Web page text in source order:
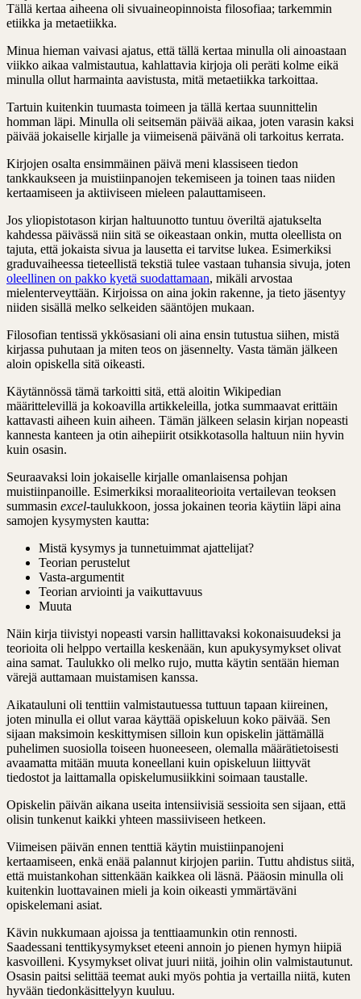
Tällä kertaa aiheena oli sivuaineopinnoista filosofiaa; tarkemmin
etiikka ja metaetiikka.
Minua hieman vaivasi ajatus, että tällä kertaa minulla oli ainoastaan
viikko aikaa valmistautua, kahlattavia kirjoja oli peräti kolme eikä
minulla ollut harmainta aavistusta, mitä metaetiikka tarkoittaa.
Tartuin kuitenkin tuumasta toimeen ja tällä kertaa suunnittelin
homman läpi. Minulla oli seitsemän päivää aikaa, joten varasin kaksi
päivää jokaiselle kirjalle ja viimeisenä päivänä oli tarkoitus kerrata.
Kirjojen osalta ensimmäinen päivä meni klassiseen tiedon
tankkaukseen ja muistiinpanojen tekemiseen ja toinen taas niiden
kertaamiseen ja aktiiviseen mieleen palauttamiseen.
Jos yliopistotason kirjan haltuunotto tuntuu överiltä ajatukselta
kahdessa päivässä niin sitä se oikeastaan onkin, mutta oleellista on
tajuta, että jokaista sivua ja lausetta ei tarvitse lukea. Esimerkiksi
graduvaiheessa tieteellistä tekstiä tulee vastaan tuhansia sivuja, joten
oleellinen on pakko kyetä suodattamaan, mikäli arvostaa
mielenterveyttään. Kirjoissa on aina jokin rakenne, ja tieto jäsentyy
niiden sisällä melko selkeiden sääntöjen mukaan.
Filosofian tentissä ykkösasiani oli aina ensin tutustua siihen, mistä
kirjassa puhutaan ja miten teos on jäsennelty. Vasta tämän jälkeen
aloin opiskella sitä oikeasti.
Käytännössä tämä tarkoitti sitä, että aloitin Wikipedian
määrittelevillä ja kokoavilla artikkeleilla, jotka summaavat erittäin
kattavasti aiheen kuin aiheen. Tämän jälkeen selasin kirjan nopeasti
kannesta kanteen ja otin aihepiirit otsikkotasolla haltuun niin hyvin
kuin osasin.
Seuraavaksi loin jokaiselle kirjalle omanlaisensa pohjan
muistiinpanoille. Esimerkiksi moraaliteorioita vertailevan teoksen
summasin excel-taulukkoon, jossa jokainen teoria käytiin läpi aina
samojen kysymysten kautta:
Mistä kysymys ja tunnetuimmat ajattelijat?
Teorian perustelut
Vasta-argumentit
Teorian arviointi ja vaikuttavuus
Muuta
Näin kirja tiivistyi nopeasti varsin hallittavaksi kokonaisuudeksi ja
teorioita oli helppo vertailla keskenään, kun apukysymykset olivat
aina samat. Taulukko oli melko rujo, mutta käytin sentään hieman
värejä auttamaan muistamisen kanssa.
Aikatauluni oli tenttiin valmistautuessa tuttuun tapaan kiireinen,
joten minulla ei ollut varaa käyttää opiskeluun koko päivää. Sen
sijaan maksimoin keskittymisen silloin kun opiskelin jättämällä
puhelimen suosiolla toiseen huoneeseen, olemalla määrätietoisesti
avaamatta mitään muuta koneellani kuin opiskeluun liittyvät
tiedostot ja laittamalla opiskelumusiikkini soimaan taustalle.
Opiskelin päivän aikana useita intensiivisiä sessioita sen sijaan, että
olisin tunkenut kaikki yhteen massiiviseen hetkeen.
Viimeisen päivän ennen tenttiä käytin muistiinpanojeni
kertaamiseen, enkä enää palannut kirjojen pariin. Tuttu ahdistus siitä,
että muistankohan sittenkään kaikkea oli läsnä. Pääosin minulla oli
kuitenkin luottavainen mieli ja koin oikeasti ymmärtäväni
opiskelemani asiat.
Kävin nukkumaan ajoissa ja tenttiaamunkin otin rennosti.
Saadessani tenttikysymykset eteeni annoin jo pienen hymyn hiipiä
kasvoilleni. Kysymykset olivat juuri niitä, joihin olin valmistautunut.
Osasin paitsi selittää teemat auki myös pohtia ja vertailla niitä, kuten
hyvään tiedonkäsittelyyn kuuluu.